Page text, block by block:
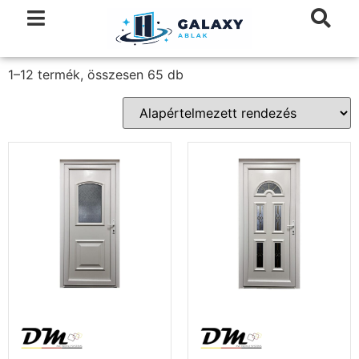
1–12 termék, összesen 65 db